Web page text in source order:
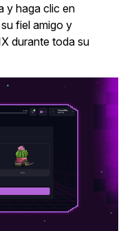
y haga clic en
fiel amigo y
durante toda su